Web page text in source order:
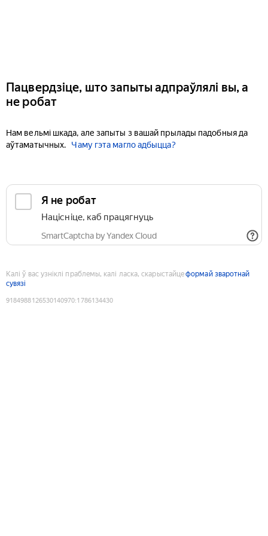
Пацвердзіце, што запыты адпраўлялі вы, а
не робат
Нам вельмі шкада, але запыты з вашай прылады падобныя да
аўтаматычных.
Чаму гэта магло адбыцца?
Я не робат
Націсніце, каб працягнуць
SmartCaptcha by Yandex Cloud
Калі ў вас узніклі праблемы, калі ласка, скарыстайцеформай зваротнай
сувязі
9184988126530140970:1786134430